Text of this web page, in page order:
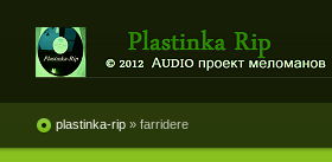
винила и магнитоальбомов
plastinka-rip » farridere